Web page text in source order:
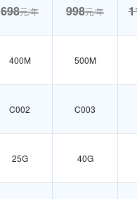
698元/年 998元/年
400M 500M
C002 C003
25G 40G